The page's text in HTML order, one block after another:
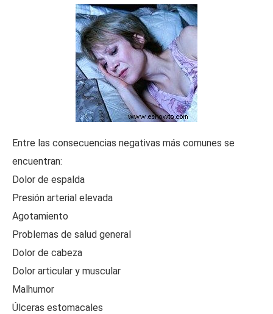
Entre las consecuencias negativas más comunes se
encuentran:
Dolor de espalda
Presión arterial elevada
Agotamiento
Problemas de salud general
Dolor de cabeza
Dolor articular y muscular
Malhumor
Úlceras estomacales